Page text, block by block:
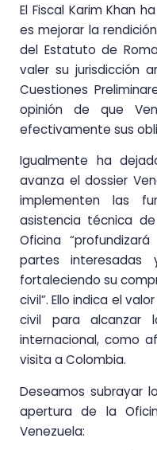
El Fiscal Karim Khan
es mejorar la
del Estatuto de
valer su jurisdicción
Cuestiones
opinión de que
efectivamente sus
Igualmente ha
avanza el dossier
implementen las
asistencia técnica
Oficina
partes interesadas
fortaleciendo su
civil”. Ello indica el
civil para alcanzar
internacional, como
visita a Colombia.
Deseamos subrayar
apertura de la
Venezuela: